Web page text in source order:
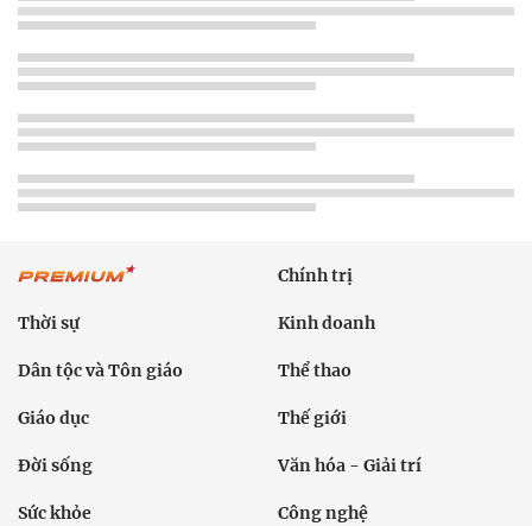
Chính trị
Thời sự Kinh doanh
Dân tộc và Tôn giáo Thể thao
Giáo dục Thế giới
Đời sống Văn hóa - Giải trí
Sức khỏe Công nghệ